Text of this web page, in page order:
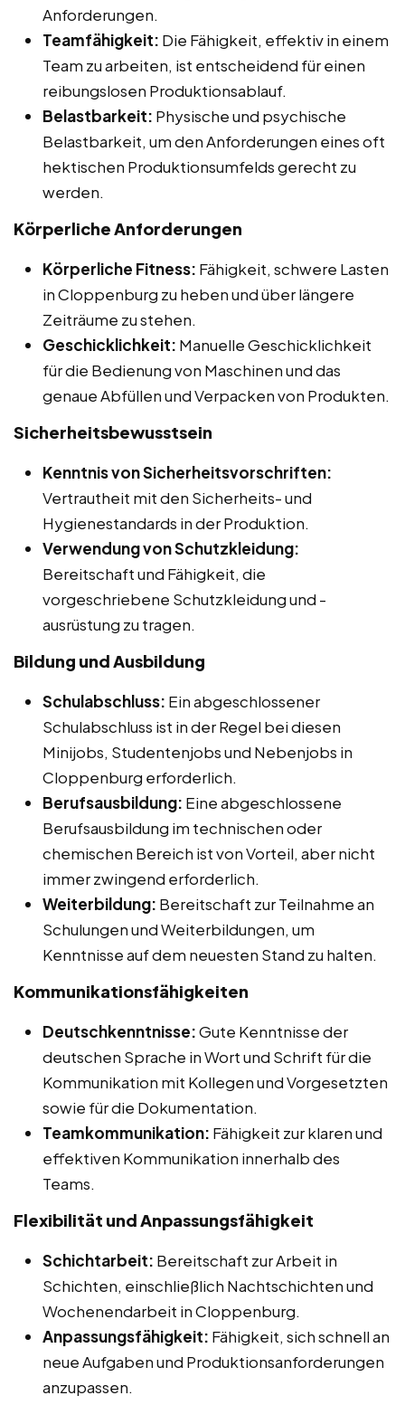
Anforderungen.
Teamfähigkeit: Die Fähigkeit, effektiv in einem
Team zu arbeiten, ist entscheidend für einen
reibungslosen Produktionsablauf.
Belastbarkeit: Physische und psychische
Belastbarkeit, um den Anforderungen eines oft
hektischen Produktionsumfelds gerecht zu
werden.
Körperliche Anforderungen
Körperliche Fitness: Fähigkeit, schwere Lasten
in Cloppenburg zu heben und über längere
Zeiträume zu stehen.
Geschicklichkeit: Manuelle Geschicklichkeit
für die Bedienung von Maschinen und das
genaue Abfüllen und Verpacken von Produkten.
Sicherheitsbewusstsein
Kenntnis von Sicherheitsvorschriften:
Vertrautheit mit den Sicherheits- und
Hygienestandards in der Produktion.
Verwendung von Schutzkleidung:
Bereitschaft und Fähigkeit, die
vorgeschriebene Schutzkleidung und -
ausrüstung zu tragen.
Bildung und Ausbildung
Schulabschluss: Ein abgeschlossener
Schulabschluss ist in der Regel bei diesen
Minijobs, Studentenjobs und Nebenjobs in
Cloppenburg erforderlich.
Berufsausbildung: Eine abgeschlossene
Berufsausbildung im technischen oder
chemischen Bereich ist von Vorteil, aber nicht
immer zwingend erforderlich.
Weiterbildung: Bereitschaft zur Teilnahme an
Schulungen und Weiterbildungen, um
Kenntnisse auf dem neuesten Stand zu halten.
Kommunikationsfähigkeiten
Deutschkenntnisse:Gute Kenntnisse der
deutschen Sprache in Wort und Schrift für die
Kommunikation mit Kollegen und Vorgesetzten
sowie für die Dokumentation.
Teamkommunikation: Fähigkeit zur klaren und
effektiven Kommunikation innerhalb des
Teams.
Flexibilität und Anpassungsfähigkeit
Schichtarbeit: Bereitschaft zur Arbeit in
Schichten, einschließlich Nachtschichten und
Wochenendarbeit in Cloppenburg.
Anpassungsfähigkeit: Fähigkeit, sich schnell an
neue Aufgaben und Produktionsanforderungen
anzupassen.